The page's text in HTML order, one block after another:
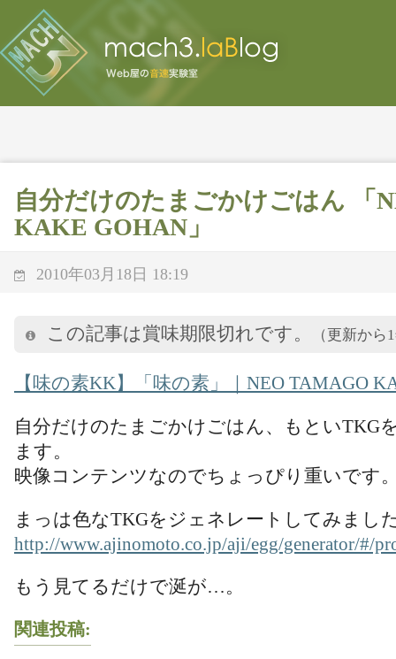
自分だけのたまごかけごはん 「
KAKE GOHAN」
2010年03月18日 18:19
この記事は賞味期限切れです。 （更新か
【味の素KK】「味の素」｜NEO TAMAGO
自分だけのたまごかけごはん、もといTKG
ます。
映像コンテンツなのでちょっぴり重いです
まっは色なTKGをジェネレートしてみまし
http://www.ajinomoto.co.jp/aji/egg/generator/#/
もう見てるだけで涎が…。
関連投稿: